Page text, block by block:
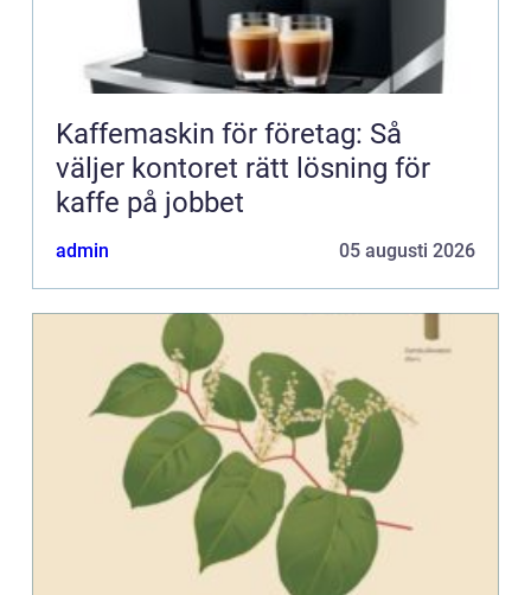
Kaffemaskin för företag: Så
väljer kontoret rätt lösning för
kaffe på jobbet
admin 05 augusti 2026